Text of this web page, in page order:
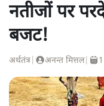
नतीजों पर
बजट!
अर्थतंत्र अनन्त मित्तल|